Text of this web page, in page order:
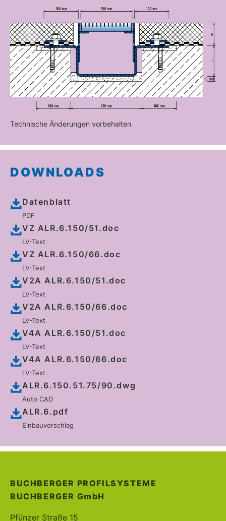
Technische Änderungen vorbehalten
DOWNLOADS
Datenblatt
PDF
VZ ALR.6.150/51.doc
LV-Text
VZ ALR.6.150/66.doc
LV-Text
V2A ALR.6.150/51.doc
LV-Text
V2A ALR.6.150/66.doc
LV-Text
V4A ALR.6.150/51.doc
LV-Text
V4A ALR.6.150/66.doc
LV-Text
ALR.6.150.51.75/90.dwg
Auto CAD
ALR.6.pdf
Einbauvorschlag
BUCHBERGER PROFILSYSTEME
BUCHBERGER GmbH
Pfünzer Straße 15